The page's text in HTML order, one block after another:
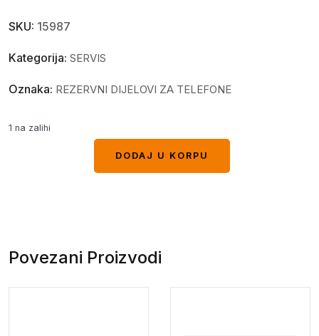
SKU: 15987
Kategorija: SERVIS
Oznaka: REZERVNI DIJELOVI ZA TELEFONE
1 na zalihi
DODAJ U KORPU
Povezani Proizvodi